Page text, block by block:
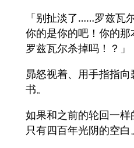
「别扯淡了……罗兹瓦
你的是你的吧！你的
罗兹瓦尔杀掉吗！？」
昴怒视着、用手指指
书。
如果和之前的轮回一
只有四百年光阴的空白。